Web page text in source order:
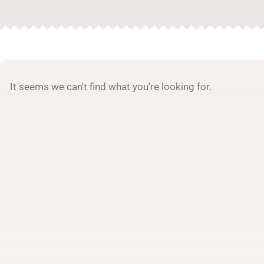
It seems we can't find what you're looking for.